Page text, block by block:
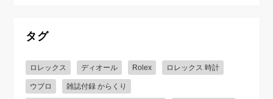
タグ
ロレックス ディオール Rolex ロレックス 時計
ウブロ 雑誌付録 からくり